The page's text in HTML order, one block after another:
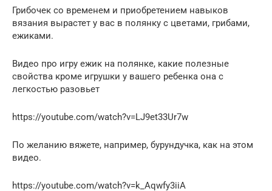
Грибочек со временем и приобретением навыков
вязания вырастет у вас в полянку с цветами, грибами,
ежиками.
Видео про игру ежик на полянке, какие полезные
свойства кроме игрушки у вашего ребенка она с
легкостью разовьет
https://youtube.com/watch?v=LJ9et33Ur7w
По желанию вяжете, например, бурундучка, как на этом
видео.
https://youtube.com/watch?v=k_Aqwfy3iiA